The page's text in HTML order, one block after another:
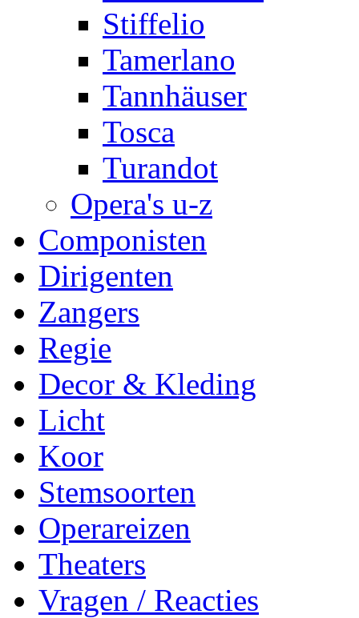
Stiffelio
Tamerlano
Tannhäuser
Tosca
Turandot
Opera's u-z
Componisten
Dirigenten
Zangers
Regie
Decor & Kleding
Licht
Koor
Stemsoorten
Operareizen
Theaters
Vragen / Reacties